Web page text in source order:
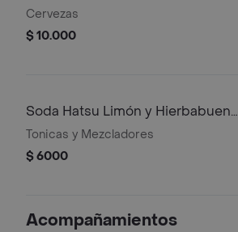
Cervezas
$ 10.000
Soda Hatsu Limón y Hierbabuena
300 ml
Tonicas y Mezcladores
$ 6000
Acompañamientos